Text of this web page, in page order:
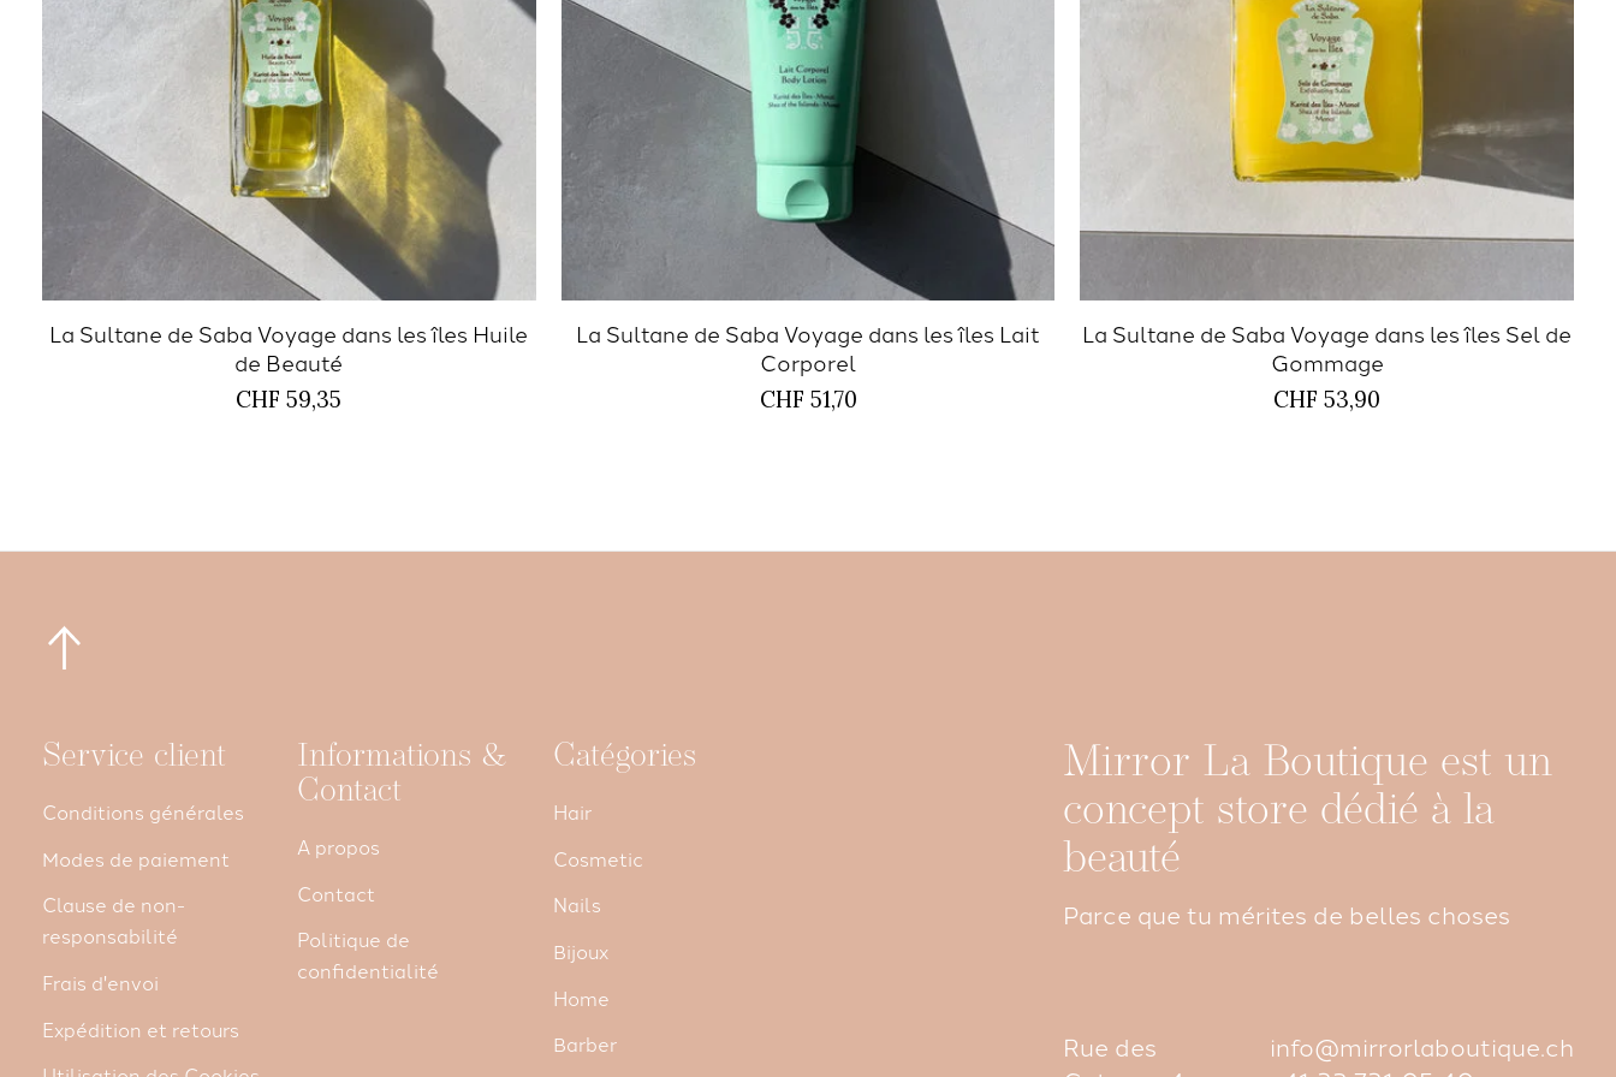
La Sultane de Saba Voyage dans les îles Huile
de Beauté
CHF 59,35
La Sultane de Saba Voyage dans les îles Lait
Corporel
CHF 51,70
La Sultane de Saba Voyage dans les îles Sel de
Gommage
CHF 53,90
Service client
Conditions générales
Modes de paiement
Clause de non-
responsabilité
Frais d'envoi
Expédition et retours
Informations &
Contact
A propos
Contact
Politique de
confidentialité
Catégories
Hair
Cosmetic
Nails
Bijoux
Home
Barber
Mirror La Boutique est un
concept store dédié à la
beauté
Parce que tu mérites de belles choses
Rue des
info@mirrorlaboutique.ch